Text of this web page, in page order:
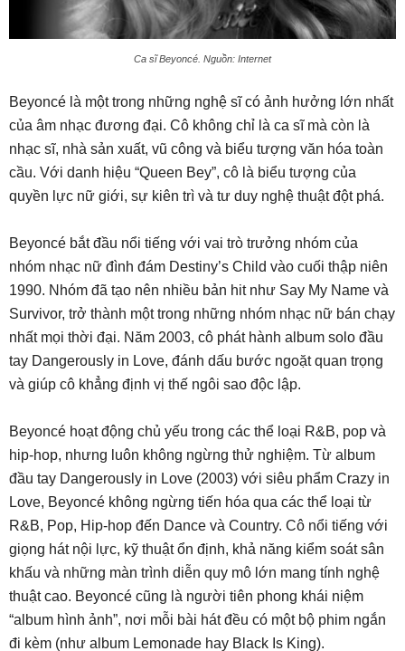
Ca sĩ Beyoncé. Nguồn: Internet
Beyoncé là một trong những nghệ sĩ có ảnh hưởng lớn nhất
của âm nhạc đương đại. Cô không chỉ là ca sĩ mà còn là
nhạc sĩ, nhà sản xuất, vũ công và biểu tượng văn hóa toàn
cầu. Với danh hiệu “Queen Bey”, cô là biểu tượng của
quyền lực nữ giới, sự kiên trì và tư duy nghệ thuật đột phá.
Beyoncé bắt đầu nổi tiếng với vai trò trưởng nhóm của
nhóm nhạc nữ đình đám Destiny’s Child vào cuối thập niên
1990. Nhóm đã tạo nên nhiều bản hit như Say My Name và
Survivor, trở thành một trong những nhóm nhạc nữ bán chạy
nhất mọi thời đại. Năm 2003, cô phát hành album solo đầu
tay Dangerously in Love, đánh dấu bước ngoặt quan trọng
và giúp cô khẳng định vị thế ngôi sao độc lập.
Beyoncé hoạt động chủ yếu trong các thể loại R&B, pop và
hip-hop, nhưng luôn không ngừng thử nghiệm. Từ album
đầu tay Dangerously in Love (2003) với siêu phẩm Crazy in
Love, Beyoncé không ngừng tiến hóa qua các thể loại từ
R&B, Pop, Hip-hop đến Dance và Country. Cô nổi tiếng với
giọng hát nội lực, kỹ thuật ổn định, khả năng kiểm soát sân
khấu và những màn trình diễn quy mô lớn mang tính nghệ
thuật cao. Beyoncé cũng là người tiên phong khái niệm
“album hình ảnh”, nơi mỗi bài hát đều có một bộ phim ngắn
đi kèm (như album Lemonade hay Black Is King).